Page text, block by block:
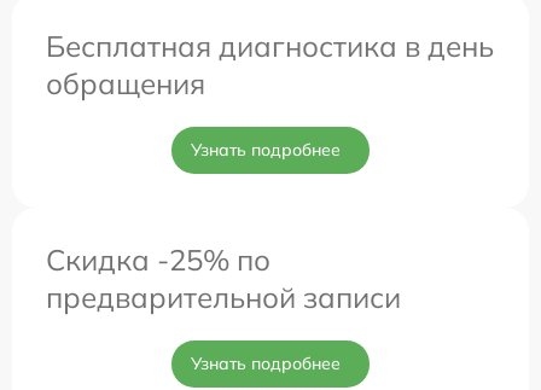
Бесплатная диагностика в день
обращения
Узнать подробнее
Скидка -25% по
предварительной записи
Узнать подробнее